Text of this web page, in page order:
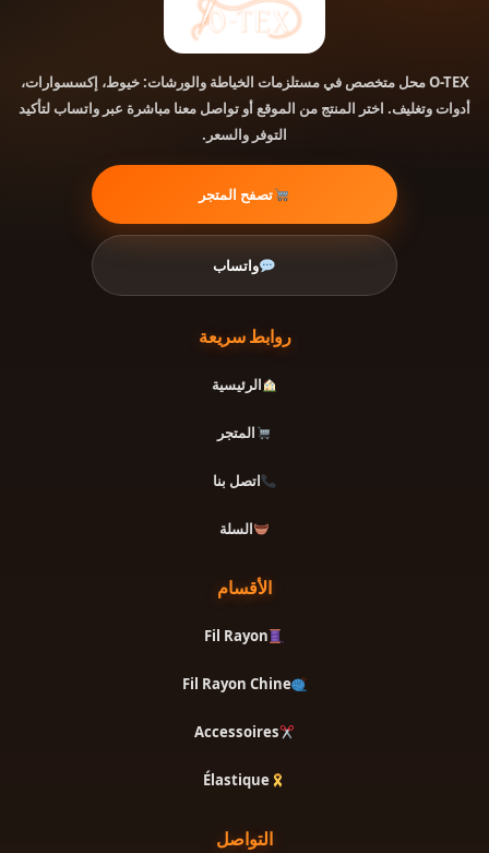
O-TEXمحل متخصص في مستلزمات الخياطة والورشات: خيوط، إكسسوارات،
أدوات وتغليف. اختر المنتج من الموقع أو تواصل معنا مباشرة عبر واتساب لتأكيد
التوفر والسعر.
تصفح المتجر
واتساب
روابط سريعة
الرئيسية
المتجر
اتصل بنا
السلة
الأقسام
Fil Rayon
Fil Rayon Chine
Accessoires
Élastique
التواصل